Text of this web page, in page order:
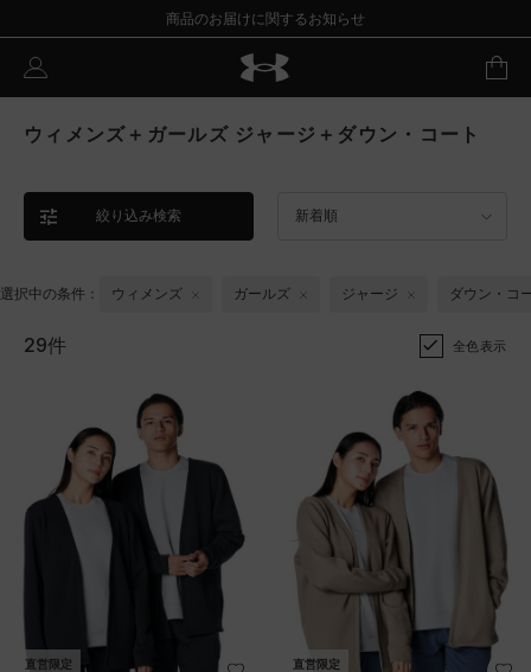
商品のお届けに関するお知らせ
ウィメンズ＋ガールズ ジャージ＋ダウン・コート
絞り込み検索 新着順
選択中の条件： ウィメンズ ガールズ ジャージ ダウン・コ
29件 全色表示
直営限定 直営限定